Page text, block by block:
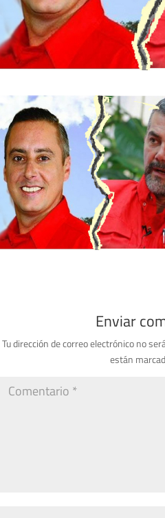
Enviar
Tu dirección de correo electrónico no
están